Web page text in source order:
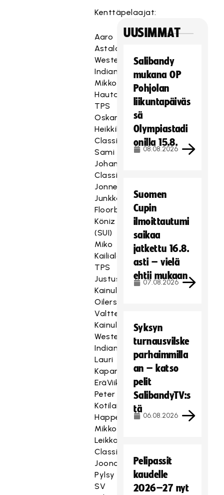
Kenttäpelaajat:
Aaro
Astala
Westend
Indians
Mikko
Hautaniemi
TPS
Oskari
Heikkilä
Classic
Sami
Johansson
Classic
Jonne
Junkkarinen
Floorball
Köniz
(SUI)
Miko
Kailiala
TPS
Justus
Kainulainen
Oilers
Valtteri
Kainulainen
Westend
Indians
Lauri
Kapanen
EräViikingit
Peter
Kotilainen
Happee
Mikko
Leikkanen
Classic
Joonas
Pylsy
SV
UUSIMMAT
Salibandy
mukana OP
Pohjolan
liikuntapäiväs
sä
Olympiastadi
onilla 15.8.
08.08.2026
Suomen
Cupin
ilmoittautumi
saikaa
jatkettu 16.8.
asti – vielä
ehtii mukaan
07.08.2026
Syksyn
turnausvilske
parhaimmilla
an – katso
pelit
SalibandyTV:s
tä
06.08.2026
Pelipassit
kaudelle
2026–27 nyt